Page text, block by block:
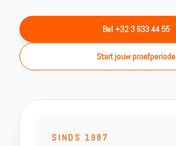
Bel +32 3 633 44 55
Start jouw proefperiode
SINDS 1987